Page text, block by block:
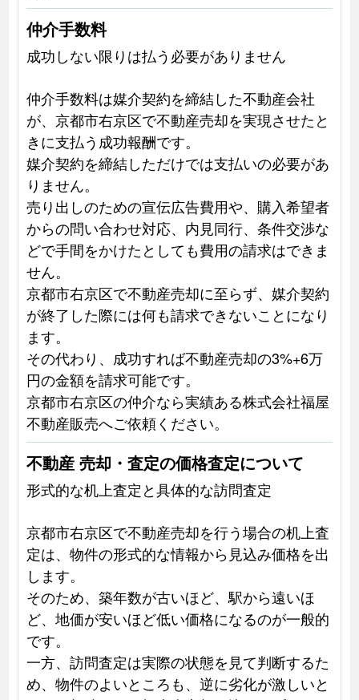
仲介手数料
成功しない限りは払う必要がありません
仲介手数料は媒介契約を締結した不動産会社
が、京都市右京区で不動産売却を実現させたと
きに支払う成功報酬です。
媒介契約を締結しただけでは支払いの必要があ
りません。
売り出しのための宣伝広告費用や、購入希望者
からの問い合わせ対応、内見同行、条件交渉な
どで手間をかけたとしても費用の請求はできま
せん。
京都市右京区で不動産売却に至らず、媒介契約
が終了した際には何も請求できないことになり
ます。
その代わり、成功すれば不動産売却の3%+6万
円の金額を請求可能です。
京都市右京区の仲介なら実績ある株式会社福屋
不動産販売へご依頼ください。
不動産 売却・査定の価格査定について
形式的な机上査定と具体的な訪問査定
京都市右京区で不動産売却を行う場合の机上査
定は、物件の形式的な情報から見込み価格を出
します。
そのため、築年数が古いほど、駅から遠いほ
ど、地価が安いほど低い価格になるのが一般的
です。
一方、訪問査定は実際の状態を見て判断するた
め、物件のよいところも、逆に劣化が激しいと